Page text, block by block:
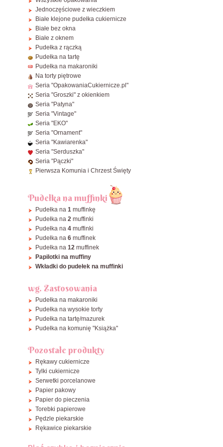
32x32x10~25 cm
34x34x25~45 cm
36x36x15~28 cm
40x40x20 cm
42x32x13 cm
46x35x13 cm
ø21 cm
ø22 cm
ø24 cm
ø25 cm
ø26 cm
ø28 cm
ø30 cm
ø32 cm
ø34 cm
ø36 cm
ø38 cm
ø40 cm
Zobacz wszystkie Okrągłe
30x30 cm
35x35 cm
40x30 cm
45x35 cm
60x40 cm
38x8x2,5 cm - Makowiec / Rolady
Zobacz wszystkie Prostokątne
⌀30cm
⌀32,5cm
⌀35cm
⌀ 40cm
Jednoczęściowe z wieczkiem
Białe klejone pudełka cukiernicze
Białe bez okna
Białe z oknem
Pudełka z rączką
Pudełka na tartę
Pudełka na makaroniki
Na torty piętrowe
Seria "OpakowaniaCukiernicze.pl"
Seria "Groszki" z okienkiem
Seria "Patyna"
Seria "Vintage"
Seria "EKO"
Seria "Ornament"
Seria "Kawiarenka"
Seria "Serduszka"
Seria "Pączki"
Pierwsza Komunia i Chrzest Święty
Pudełka na muffinki
Pudełka na 1muffinkę
Pudełka na 2muffinki
Pudełka na 4muffinki
Pudełka na 6muffinek
Pudełka na 12muffinek
Papilotki na muffiny
Wkładki do pudełek na muffinki
wg. Zastosowania
Pudełka na makaroniki
Pudełka na wysokie torty
Pudełka na tartę/mazurek
Pudełka na komunię "Książka"
Pozostałe produkty
Rękawy cukiernicze
Tylki cukiernicze
Serwetki porcelanowe
Papier pakowy
Papier do pieczenia
Torebki papierowe
Pędzle piekarskie
Rękawice piekarskie